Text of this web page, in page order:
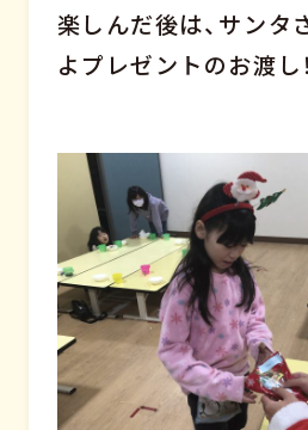
楽しんだ後は、サンタ
よプレゼントのお渡し！